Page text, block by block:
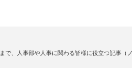
、人事部や人事に関わる皆様に役立つ記事（